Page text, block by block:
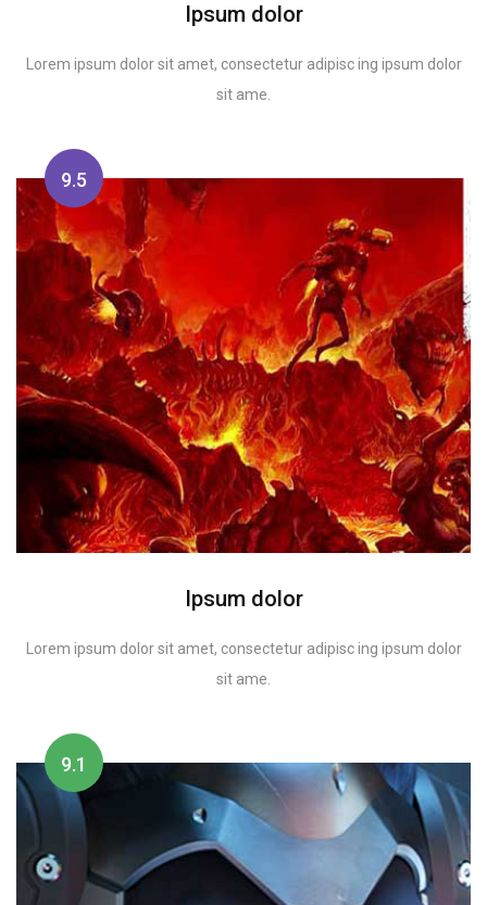
Ipsum dolor
Lorem ipsum dolor sit amet, consectetur adipisc ing ipsum dolor
sit ame.
9.5
Ipsum dolor
Lorem ipsum dolor sit amet, consectetur adipisc ing ipsum dolor
sit ame.
9.1